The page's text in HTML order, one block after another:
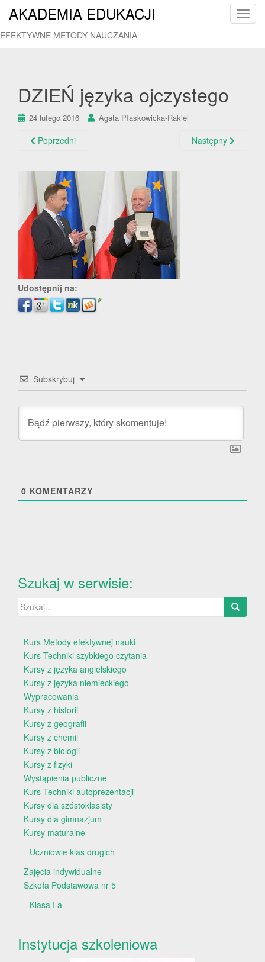
T
AKADEMIA EDUKACJI
EFEKTYWNE METODY NAUCZANIA
DZIEŃ języka ojczystego
24 lutego 2016 Agata Płaskowicka-Rakiel
Poprzedni Następny
Udostępnij na:
Subskrybuj
0 KOMENTARZY
Szukaj w serwisie:
Szukaj:
Kurs Metody efektywnej nauki
Kurs Techniki szybkiego czytania
Kursy z języka angielskiego
Kursy z języka niemieckiego
Wypracowania
Kursy z historii
Kursy z geografii
Kursy z chemii
Kursy z biologii
Kursy z fizyki
Wystąpienia publiczne
Kurs Techniki autoprezentacji
Kursy dla szóstoklasisty
Kursy dla gimnazjum
Kursy maturalne
Uczniowie klas drugich
Zajęcia indywidualne
Szkoła Podstawowa nr 5
Klasa I a
Instytucja szkoleniowa